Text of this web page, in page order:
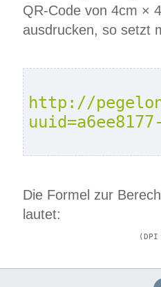
QR-Code von 4cm ×
ausdrucken, so setzt
http://
Die Formel zur
lautet: